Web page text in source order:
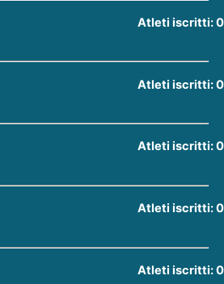
Atleti iscritti: 0
Atleti iscritti: 0
Atleti iscritti: 0
Atleti iscritti: 0
Atleti iscritti: 0